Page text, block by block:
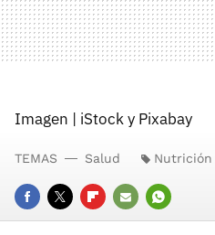
Imagen | iStock y Pixabay
FACEBOOK
TWITTERFLIPBOARD
E-
WHATSAPP
TEMAS Salud Nutrición